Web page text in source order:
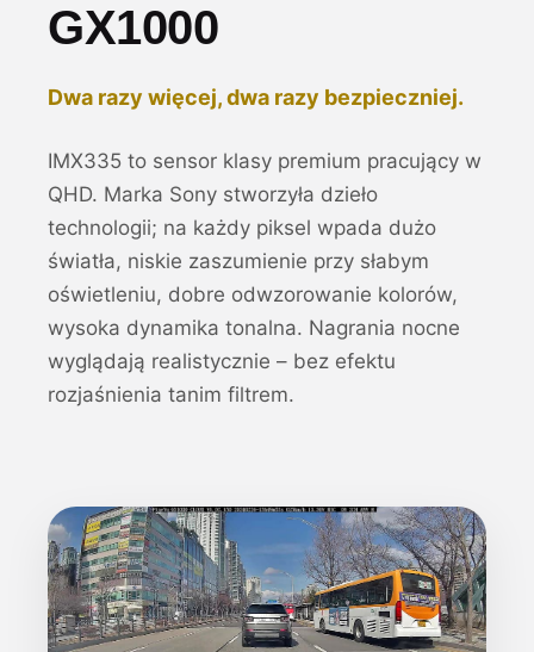
GX1000
Dwa razy więcej, dwa razy bezpieczniej.
IMX335 to sensor klasy premium pracujący w
QHD. Marka Sony stworzyła dzieło
technologii; na każdy piksel wpada dużo
światła, niskie zaszumienie przy słabym
oświetleniu, dobre odwzorowanie kolorów,
wysoka dynamika tonalna. Nagrania nocne
wyglądają realistycznie – bez efektu
rozjaśnienia tanim filtrem.